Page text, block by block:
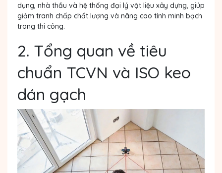
dụng, nhà thầu và hệ thống đại lý vật liệu xây dựng, giúp
giảm tranh chấp chất lượng và nâng cao tính minh bạch
trong thi công.
2. Tổng quan về tiêu
chuẩn TCVN và ISO keo
dán gạch